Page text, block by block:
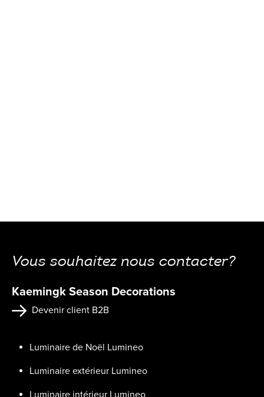
Vous souhaitez nous contacter?
Kaemingk Season Decorations
Devenir client B2B
Luminaire de Noël Lumineo
Luminaire extérieur Lumineo
Luminaire intérieur Lumineo